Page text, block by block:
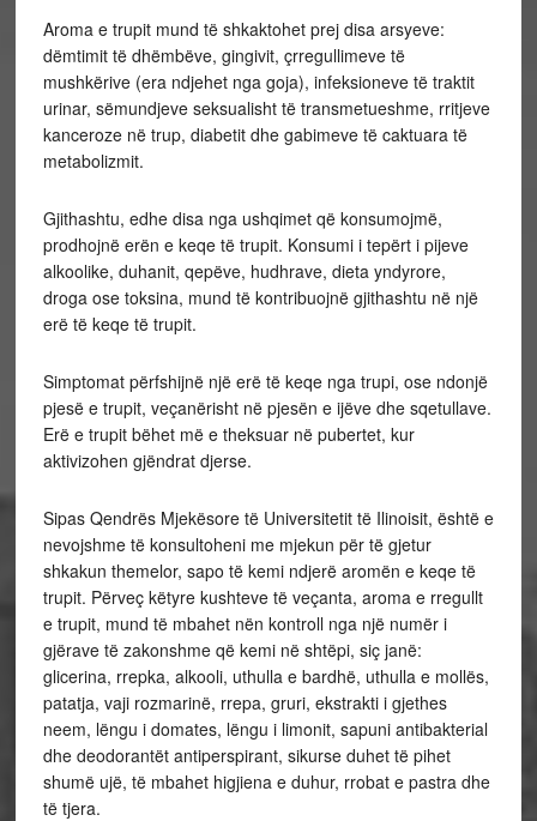
Aroma e trupit mund të shkaktohet prej disa arsyeve:
dëmtimit të dhëmbëve, gingivit, çrregullimeve të
mushkërive (era ndjehet nga goja), infeksioneve të traktit
urinar, sëmundjeve seksualisht të transmetueshme, rritjeve
kanceroze në trup, diabetit dhe gabimeve të caktuara të
metabolizmit.
Gjithashtu, edhe disa nga ushqimet që konsumojmë,
prodhojnë erën e keqe të trupit. Konsumi i tepërt i pijeve
alkoolike, duhanit, qepëve, hudhrave, dieta yndyrore,
droga ose toksina, mund të kontribuojnë gjithashtu në një
erë të keqe të trupit.
Simptomat përfshijnë një erë të keqe nga trupi, ose ndonjë
pjesë e trupit, veçanërisht në pjesën e ijëve dhe sqetullave.
Erë e trupit bëhet më e theksuar në pubertet, kur
aktivizohen gjëndrat djerse.
Sipas Qendrës Mjekësore të Universitetit të Ilinoisit, është e
nevojshme të konsultoheni me mjekun për të gjetur
shkakun themelor, sapo të kemi ndjerë aromën e keqe të
trupit. Përveç këtyre kushteve të veçanta, aroma e rregullt
e trupit, mund të mbahet nën kontroll nga një numër i
gjërave të zakonshme që kemi në shtëpi, siç janë:
glicerina, rrepka, alkooli, uthulla e bardhë, uthulla e mollës,
patatja, vaji rozmarinë, rrepa, gruri, ekstrakti i gjethes
neem, lëngu i domates, lëngu i limonit, sapuni antibakterial
dhe deodorantët antiperspirant, sikurse duhet të pihet
shumë ujë, të mbahet higjiena e duhur, rrobat e pastra dhe
të tjera.